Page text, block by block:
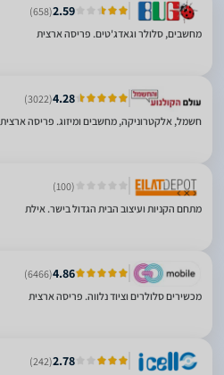
2.59
(658)
מחשבים, סלולר וגאדג'טים. פריסה ארצית
4.28
(3022)
חשמל, אלקטרוניקה, מחשבים ומיזוג. פריסה ארצית
(100)
מתחם הקניות ועיצוב הבית הגדול בישר. אילת
4.86
(6466)
מכשירים סלולרים וציוד נלווה. פריסה ארצית
2.78
(242)